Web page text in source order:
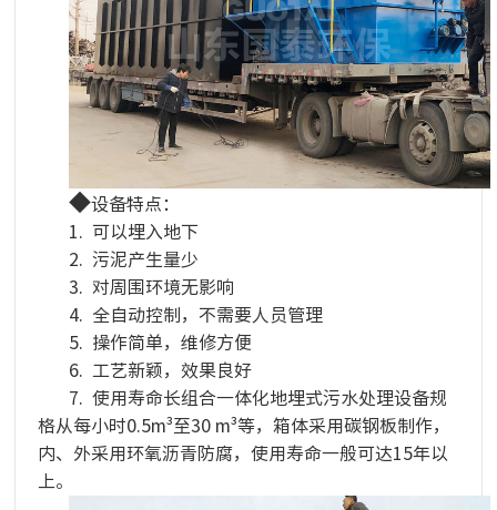
◆设备特点：
1. 可以埋入地下
2. 污泥产生量少
3. 对周围环境无影响
4. 全自动控制，不需要人员管理
5. 操作简单，维修方便
6. 工艺新颖，效果良好
7. 使用寿命长组合一体化地埋式污水处理设备规
格从每小时0.5m³至30 m³等，箱体采用碳钢板制作，
内、外采用环氧沥青防腐，使用寿命一般可达15年以
上。